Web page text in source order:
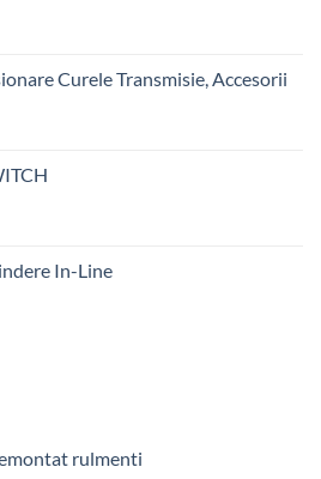
Curele Transmisie, Accesorii
In-Line
rulmenti